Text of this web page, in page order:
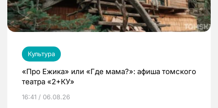
Культура
«Про Ежика» или «Где мама?»: афиша томского
театра «2+КУ»
16:41 / 06.08.26